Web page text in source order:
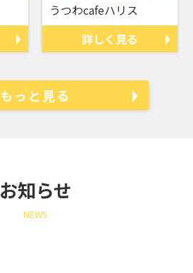
うつわcafeハリス
詳しく見る
もっと見る
お知らせ
NEWS